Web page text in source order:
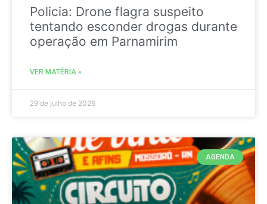
Policia: Drone flagra suspeito
tentando esconder drogas durante
operação em Parnamirim
VER MATÉRIA »
29 de julho de 2026
AGENDA